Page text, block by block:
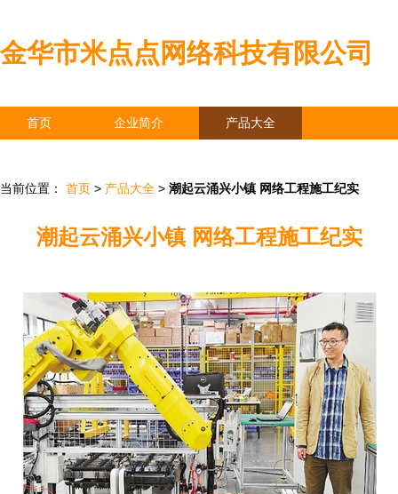
金华市米点点网络科技有限公司
首页 企业简介 产品大全
当前位置： 首页 > 产品大全 > 潮起云涌兴小镇 网络工程施工纪实
潮起云涌兴小镇 网络工程施工纪实